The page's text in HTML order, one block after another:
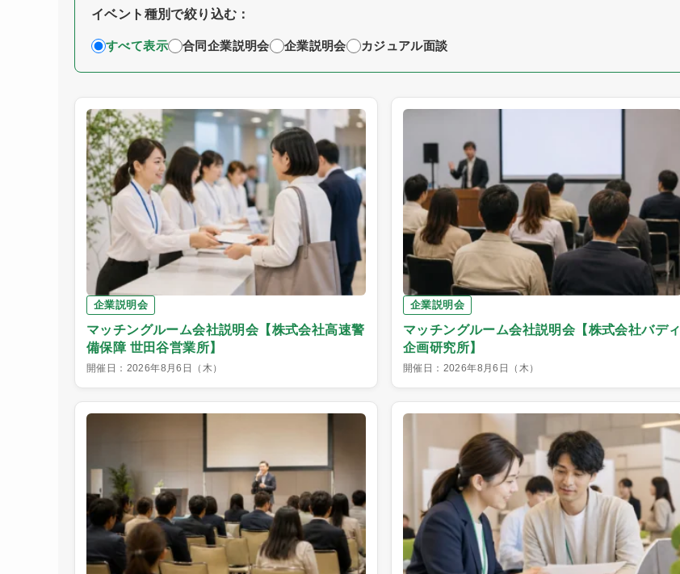
イベント種別で絞り込む：
すべて表示 合同企業説明会 企業説明会 カジュアル面談
企業説明会
マッチングルーム会社説明会【株式会社高速警
備保障 世田谷営業所】
開催日：2026年8月6日（木）
企業説明会
マッチングルーム会社説明会【株式会社バディ
企画研究所】
開催日：2026年8月6日（木）